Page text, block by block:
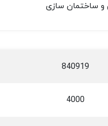
و ساختمان سازی
840919
4000